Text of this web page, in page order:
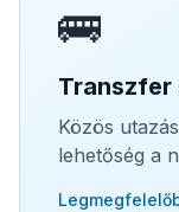
🚌
Közös
lehetőség a